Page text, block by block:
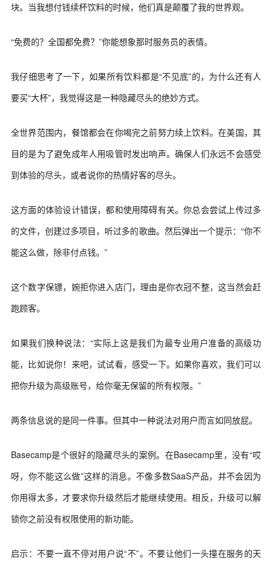
块。当我想付钱续杯饮料的时候，他们真是颠覆了我的世界观。
“免费的？全国都免费？”你能想象那时服务员的表情。
我仔细思考了一下，如果所有饮料都是“不见底”的，为什么还有人
要买“大杯”，我觉得这是一种隐藏尽头的绝妙方式。
全世界范围内，餐馆都会在你喝完之前努力续上饮料。在美国，其
目的是为了避免成年人用吸管时发出响声。确保人们永远不会感受
到体验的尽头，或者说你的热情好客的尽头。
这方面的体验设计错误，都和使用障碍有关。你总会尝试上传过多
的文件，创建过多项目，听过多的歌曲。然后弹出一个提示：“你不
能这么做，除非付点钱。”
这个数字保镖，婉拒你进入店门，理由是你衣冠不整，这当然会赶
跑顾客。
如果我们换种说法：“实际上这是我们为最专业用户准备的高级功
能，比如说你！来吧，试试看，感受一下。如果你喜欢，我们可以
把你升级为高级账号，给你毫无保留的所有权限。”
两条信息说的是同一件事。但其中一种说法对用户而言如同放屁。
Basecamp是个很好的隐藏尽头的案例。在Basecamp里，没有“哎
呀，你不能这么做”这样的消息。不像多数SaaS产品，并不会因为
你用得太多，才要求你升级然后才能继续使用。相反，升级可以解
锁你之前没有权限使用的新功能。
启示：不要一直不停对用户说“不”。不要让他们一头撞在服务的天